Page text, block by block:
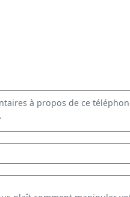
à propos de ce
.